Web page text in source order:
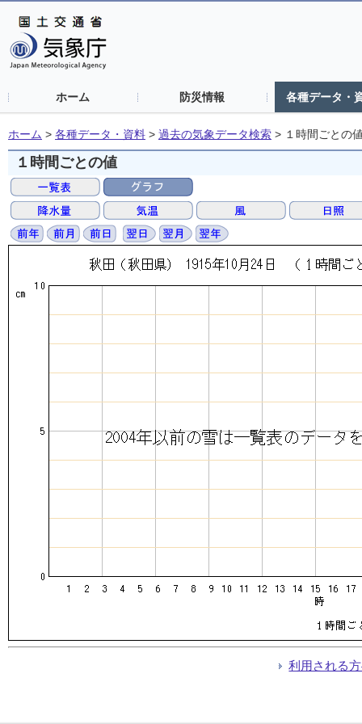
ホーム 防災情報 各種データ・
ホーム > 各種データ・資料 > 過去の気象データ検索 > １時間ごとの
１時間ごとの値
利用される